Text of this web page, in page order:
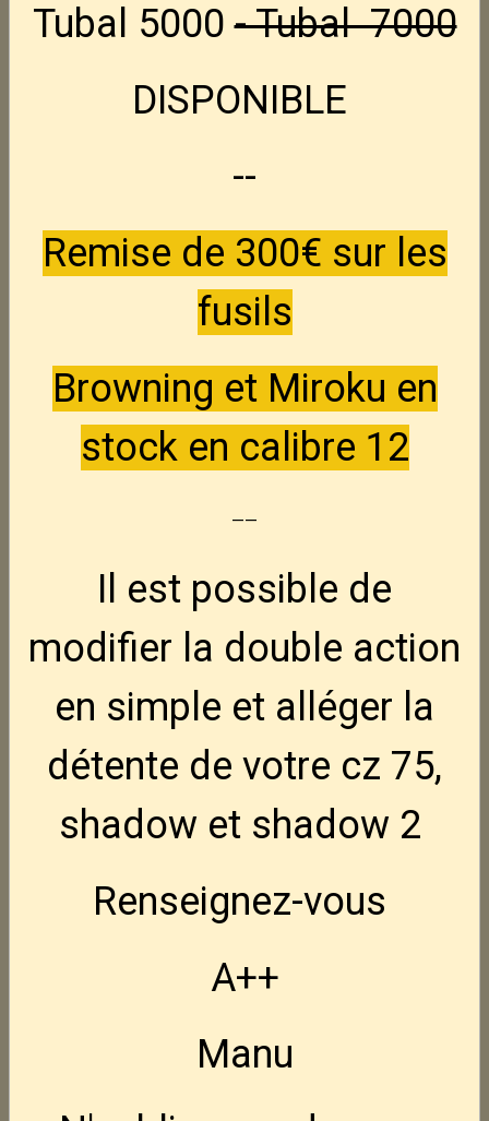
S&W 2206 -- 22Lr Nouveau
S&W 46 -- 22Lr Nouveau
TTC
845,00€TTC
CZ Tactical Sport 3 Nouveau
3 495,00€TTC
FN Hiper MRD BLK 9x19 Nouveau
NEDI AK47S crosse pliable 7.62x39
Tubal 5000- Tubal 7000
DISPONIBLE
--
Remise de 300€ sur les
fusils
Browning et Miroku en
stock en calibre 12
--
Il est possible de
modifier la double action
en simple et alléger la
détente de votre cz 75,
shadow et shadow 2
Renseignez-vous
A++
Manu